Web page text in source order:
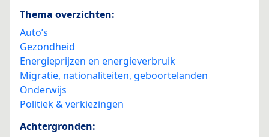
Thema overzichten:
Auto’s
Gezondheid
Energieprijzen en energieverbruik
Migratie, nationaliteiten, geboortelanden
Onderwijs
Politiek & verkiezingen
Achtergronden: